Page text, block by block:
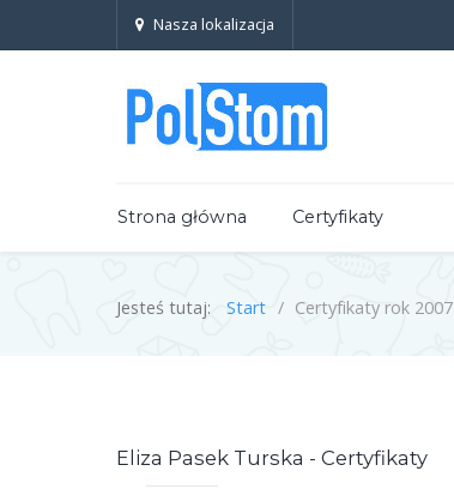
Nasza lokalizacja
Strona główna Certyfikaty
Jesteś tutaj: Start Certyfikaty rok 2007
Eliza Pasek Turska - Certyfikaty